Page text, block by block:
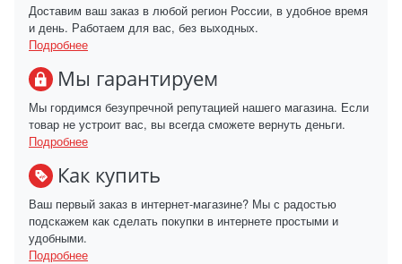
Доставим ваш заказ в любой регион России, в удобное время
и день. Работаем для вас, без выходных.
Подробнее
Мы гарантируем
Мы гордимся безупречной репутацией нашего магазина. Если
товар не устроит вас, вы всегда сможете вернуть деньги.
Подробнее
Как купить
Ваш первый заказ в интернет-магазине? Мы с радостью
подскажем как сделать покупки в интернете простыми и
удобными.
Подробнее